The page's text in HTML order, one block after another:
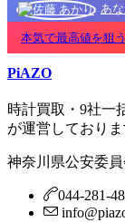
あ
本気で最高値を狙
PiAZO
時計買取・9社一
が運営しておりま
神奈川県公安委員
044-281-